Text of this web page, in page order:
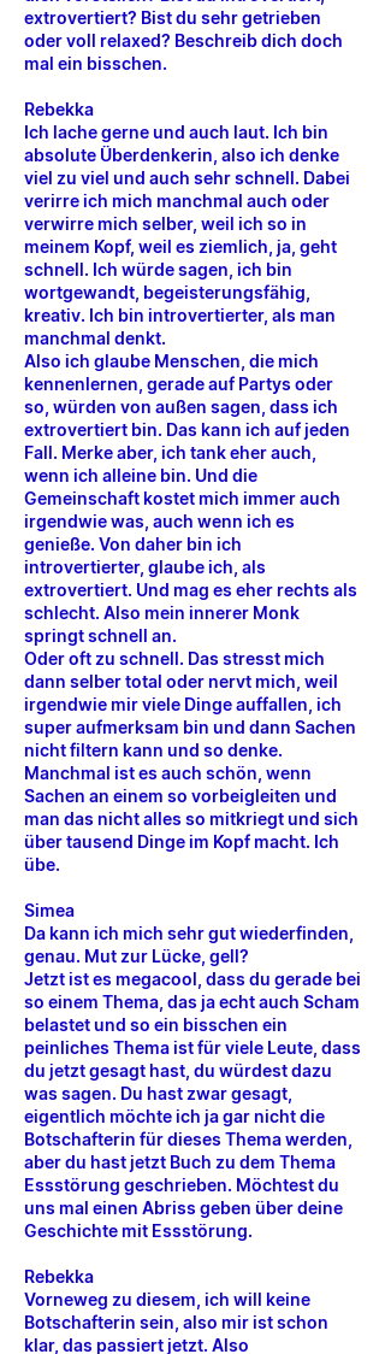
extrovertiert? Bist du sehr getrieben
oder voll relaxed? Beschreib dich doch
mal ein bisschen.
Rebekka
Ich lache gerne und auch laut. Ich bin
absolute Überdenkerin, also ich denke
viel zu viel und auch sehr schnell. Dabei
verirre ich mich manchmal auch oder
verwirre mich selber, weil ich so in
meinem Kopf, weil es ziemlich, ja, geht
schnell. Ich würde sagen, ich bin
wortgewandt, begeisterungsfähig,
kreativ. Ich bin introvertierter, als man
manchmal denkt.
Also ich glaube Menschen, die mich
kennenlernen, gerade auf Partys oder
so, würden von außen sagen, dass ich
extrovertiert bin. Das kann ich auf jeden
Fall. Merke aber, ich tank eher auch,
wenn ich alleine bin. Und die
Gemeinschaft kostet mich immer auch
irgendwie was, auch wenn ich es
genieße. Von daher bin ich
introvertierter, glaube ich, als
extrovertiert. Und mag es eher rechts als
schlecht. Also mein innerer Monk
springt schnell an.
Oder oft zu schnell. Das stresst mich
dann selber total oder nervt mich, weil
irgendwie mir viele Dinge auffallen, ich
super aufmerksam bin und dann Sachen
nicht filtern kann und so denke.
Manchmal ist es auch schön, wenn
Sachen an einem so vorbeigleiten und
man das nicht alles so mitkriegt und sich
über tausend Dinge im Kopf macht. Ich
übe.
Simea
Da kann ich mich sehr gut wiederfinden,
genau. Mut zur Lücke, gell?
Jetzt ist es megacool, dass du gerade bei
so einem Thema, das ja echt auch Scham
belastet und so ein bisschen ein
peinliches Thema ist für viele Leute, dass
du jetzt gesagt hast, du würdest dazu
was sagen. Du hast zwar gesagt,
eigentlich möchte ich ja gar nicht die
Botschafterin für dieses Thema werden,
aber du hast jetzt Buch zu dem Thema
Essstörung geschrieben. Möchtest du
uns mal einen Abriss geben über deine
Geschichte mit Essstörung.
Rebekka
Vorneweg zu diesem, ich will keine
Botschafterin sein, also mir ist schon
klar, das passiert jetzt. Also